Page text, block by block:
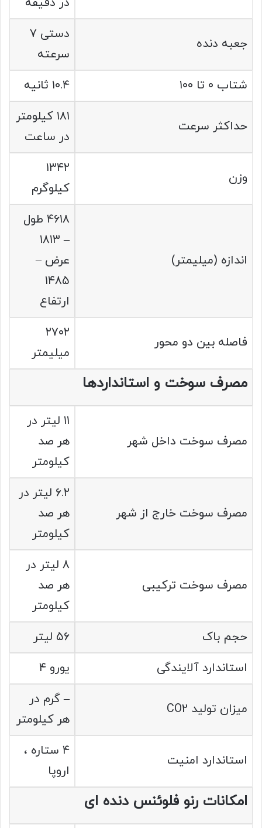
جعبه دنده
دستی ۷
سرعته
شتاب ۰ تا ۱۰۰
۱۰.۴ ثانیه
حداکثر سرعت
۱۸۱ کیلومتر
در ساعت
وزن
۱۳۴۲
کیلوگرم
اندازه (میلیمتر)
۴۶۱۸ طول
– ۱۸۱۳
عرض –
۱۴۸۵
ارتفاع
فاصله بین دو محور
۲۷۰۲
میلیمتر
مصرف سوخت و استانداردها
مصرف سوخت داخل شهر
۱۱ لیتر در
هر صد
کیلومتر
مصرف سوخت خارج از شهر
۶.۲ لیتر در
هر صد
کیلومتر
مصرف سوخت ترکیبی
۸ لیتر در
هر صد
کیلومتر
حجم باک
۵۶ لیتر
استاندارد آلایندگی
یورو ۴
میزان تولید CO2
– گرم در
هر کیلومتر
استاندارد امنیت
۴ ستاره ،
اروپا
امکانات رنو فلوئنس دنده‌ ای